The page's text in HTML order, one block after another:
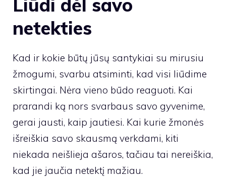
Liūdi dėl savo
netekties
Kad ir kokie būtų jūsų santykiai su mirusiu
žmogumi, svarbu atsiminti, kad visi liūdime
skirtingai. Nėra vieno būdo reaguoti. Kai
prarandi ką nors svarbaus savo gyvenime,
gerai jausti, kaip jautiesi. Kai kurie žmonės
išreiškia savo skausmą verkdami, kiti
niekada neišlieja ašaros, tačiau tai nereiškia,
kad jie jaučia netektį mažiau.